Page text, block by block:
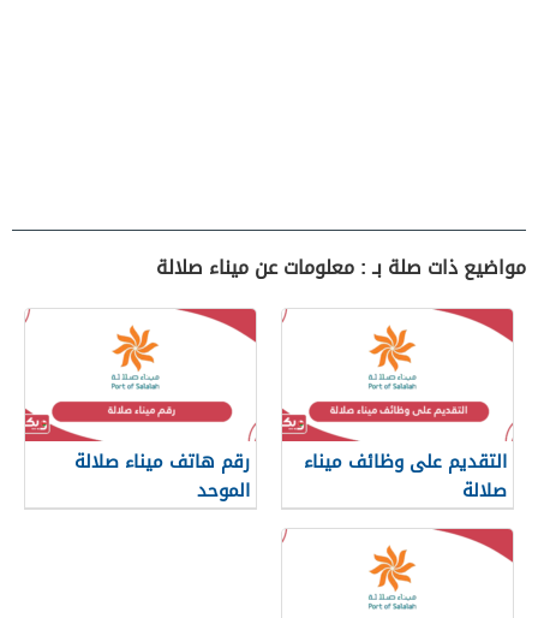
مواضيع ذات صلة بـ : معلومات عن ميناء صلالة
التقديم على وظائف ميناء
صلالة
رقم هاتف ميناء صلالة
الموحد